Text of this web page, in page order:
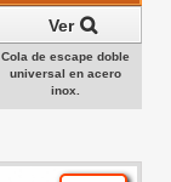
Ver
Cola de escape doble
universal en acero
inox.